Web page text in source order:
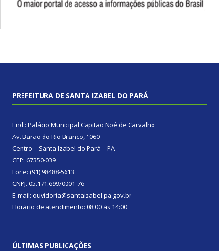
PREFEITURA DE SANTA IZABEL DO PARÁ
End.: Palácio Municipal Capitão Noé de Carvalho
Av. Barão do Rio Branco, 1060
Centro – Santa Izabel do Pará – PA
CEP: 67350-039
Fone: (91) 98488-5613
CNPJ: 05.171.699/0001-76
E-mail: ouvidoria@santaizabel.pa.gov.br
Horário de atendimento: 08:00 às 14:00
ÚLTIMAS PUBLICAÇÕES